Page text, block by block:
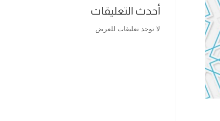
أحدث التعليقات
لا توجد تعليقات للعرض.